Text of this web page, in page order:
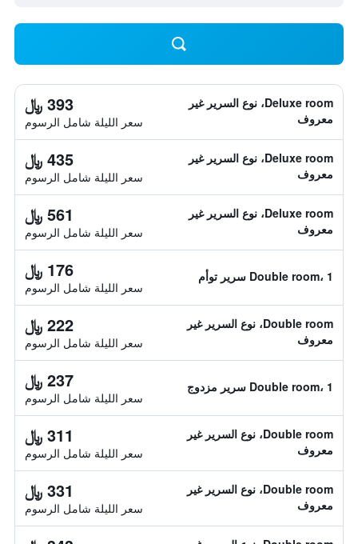
Deluxe room، نوع السرير غير
معروف
393 ﷼
سعر الليلة شامل الرسوم
Deluxe room، نوع السرير غير
معروف
435 ﷼
سعر الليلة شامل الرسوم
Deluxe room، نوع السرير غير
معروف
561 ﷼
سعر الليلة شامل الرسوم
Double room، 1 سرير توأم 176 ﷼
سعر الليلة شامل الرسوم
Double room، نوع السرير غير
معروف
222 ﷼
سعر الليلة شامل الرسوم
Double room، 1 سرير مزدوج 237 ﷼
سعر الليلة شامل الرسوم
Double room، نوع السرير غير
معروف
311 ﷼
سعر الليلة شامل الرسوم
Double room، نوع السرير غير
معروف
331 ﷼
سعر الليلة شامل الرسوم